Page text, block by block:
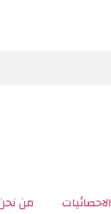
الاحصائيات من